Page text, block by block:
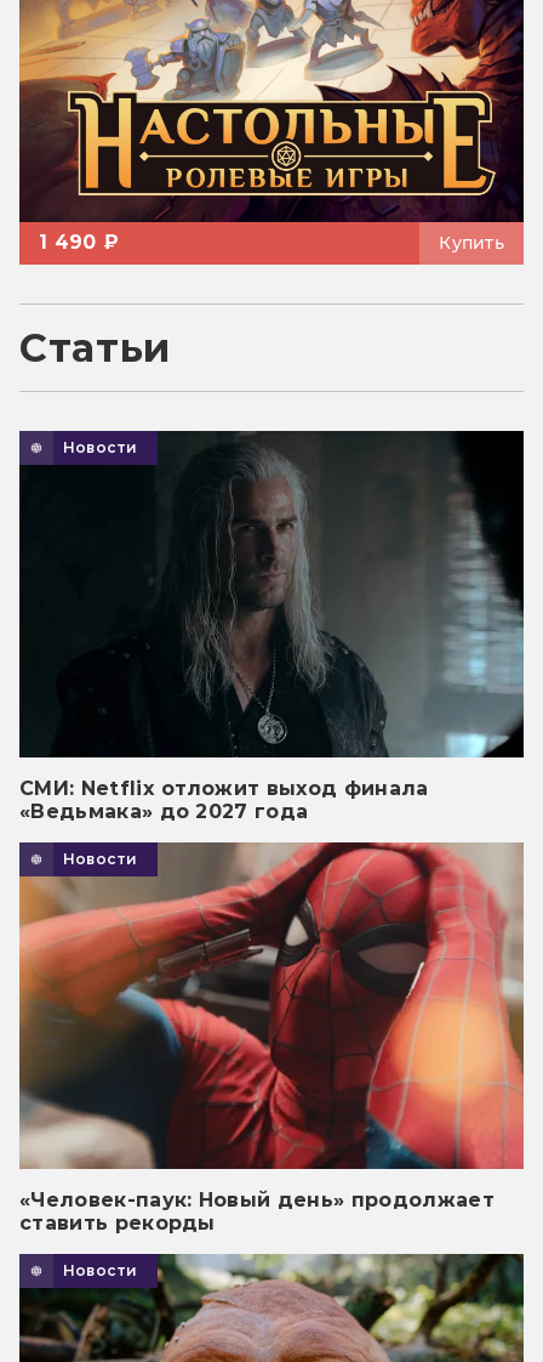
1 490 ₽ Купить
Статьи
Новости
СМИ: Netflix отложит выход финала
«Ведьмака» до 2027 года
Новости
«Человек-паук: Новый день» продолжает
ставить рекорды
Новости